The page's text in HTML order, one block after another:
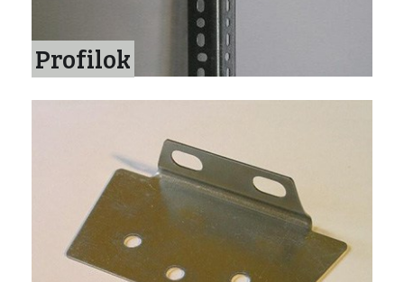
Profilok